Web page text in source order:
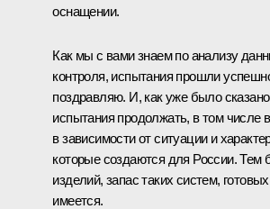
оснащении.
Как мы с вами знаем по анализу
контроля, испытания прошли
поздравляю. И, как уже было
испытания продолжать, в том числе
в зависимости от ситуации и
которые создаются для России. Тем
изделий, запас таких систем,
имеется.